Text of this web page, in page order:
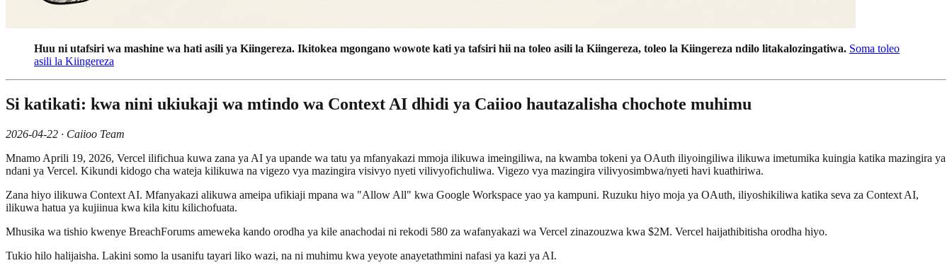
Huu ni utafsiri wa mashine wa hati asili ya Kiingereza. Ikitokea mgongano wowote kati ya tafsiri hii na toleo asili la Kiingereza, toleo la Kiingereza ndilo litakalozingatiwa. Soma toleo
asili la Kiingereza
Si katikati: kwa nini ukiukaji wa mtindo wa Context AI dhidi ya Caiioo hautazalisha chochote muhimu
2026-04-22 · Caiioo Team
Mnamo Aprili 19, 2026, Vercel ilifichua kuwa zana ya AI ya upande wa tatu ya mfanyakazi mmoja ilikuwa imeingiliwa, na kwamba tokeni ya OAuth iliyoingiliwa ilikuwa imetumika kuingia katika mazingira ya
ndani ya Vercel. Kikundi kidogo cha wateja kilikuwa na vigezo vya mazingira visivyo nyeti vilivyofichuliwa. Vigezo vya mazingira vilivyosimbwa/nyeti havi kuathiriwa.
Zana hiyo ilikuwa Context AI. Mfanyakazi alikuwa ameipa ufikiaji mpana wa "Allow All" kwa Google Workspace yao ya kampuni. Ruzuku hiyo moja ya OAuth, iliyoshikiliwa katika seva za Context AI,
ilikuwa hatua ya kujiinua kwa kila kitu kilichofuata.
Mhusika wa tishio kwenye BreachForums ameweka kando orodha ya kile anachodai ni rekodi 580 za wafanyakazi wa Vercel zinazouzwa kwa $2M. Vercel haijathibitisha orodha hiyo.
Tukio hilo halijaisha. Lakini somo la usanifu tayari liko wazi, na ni muhimu kwa yeyote anayetathmini nafasi ya kazi ya AI.